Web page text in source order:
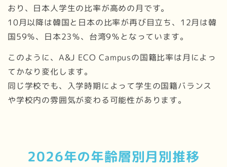
おり、日本人学生の比率が高めの月です。
10月以降は韓国と日本の比率が再び目立ち、12月は韓
国59％、日本23％、台湾9％となっています。
このように、A&J ECO Campusの国籍比率は月によっ
てかなり変化します。
同じ学校でも、入学時期によって学生の国籍バランス
や学校内の雰囲気が変わる可能性があります。
2026年の年齢層別月別推移